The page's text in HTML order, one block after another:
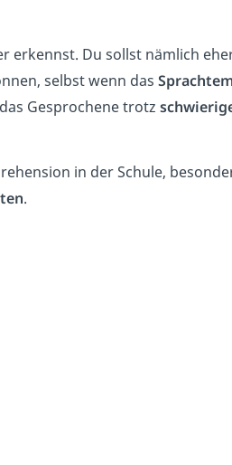
erkennst. Du sollst nämlich
selbst wenn das
Gesprochene trotz
in der Schule,
.